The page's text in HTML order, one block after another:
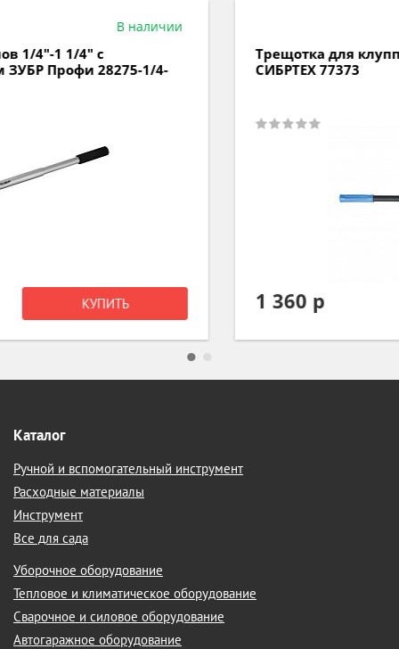
Трещотка для клуппов с удлинителем
СИБРТЕХ 77373
1 360 р КУПИТЬ
Каталог
Ручной и вспомогательный инструмент
Расходные материалы
Инструмент
Все для сада
Уборочное оборудование
Тепловое и климатическое оборудование
Сварочное и силовое оборудование
Автогаражное оборудование